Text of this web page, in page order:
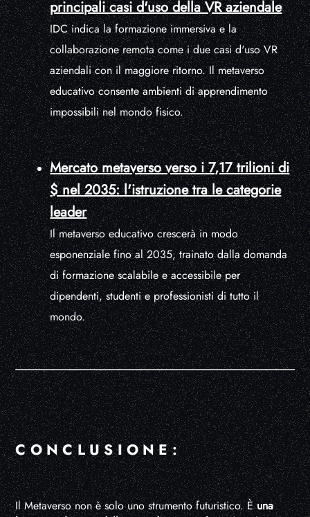
principali casi d'uso della VR aziendale
IDC indica la formazione immersiva e la
collaborazione remota come i due casi d'uso VR
aziendali con il maggiore ritorno. Il metaverso
educativo consente ambienti di apprendimento
impossibili nel mondo fisico.
Mercato metaverso verso i 7,17 trilioni di
$ nel 2035: l'istruzione tra le categorie
leader
Il metaverso educativo crescerà in modo
esponenziale fino al 2035, trainato dalla domanda
di formazione scalabile e accessibile per
dipendenti, studenti e professionisti di tutto il
mondo.
CONCLUSIONE:
Il Metaverso non è solo uno strumento futuristico. Èuna